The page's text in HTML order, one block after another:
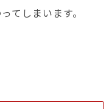
てしまいます。